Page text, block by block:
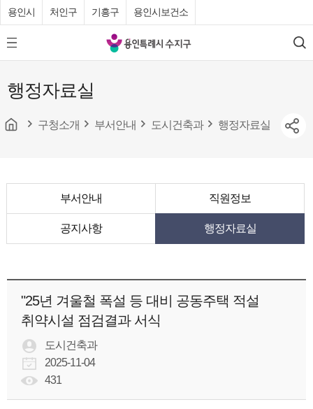
용인시 처인구 기흥구 용인시보건소
모
바
메
뉴
튼
용
인
수
청
검
색
행정자료실
구청소개 부서안내 도시건축과 행정자료실
부서안내 직원정보
공지사항 행정자료실
"25년 겨울철 폭설 등 대비 공동주택 적설
취약시설 점검결과 서식
도시건축과
2025-11-04
431